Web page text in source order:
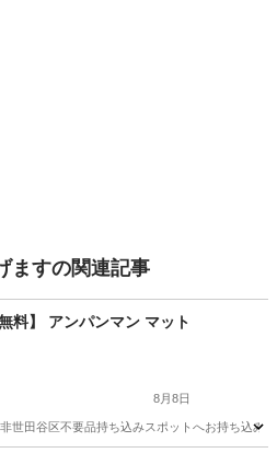
ますの関連記事
料】 アンパンマン マット
8月8日
谷区不要品持ち込みスポットへお持ち込みし